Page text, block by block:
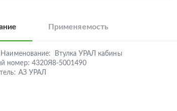
Применяемость
Наименование:
Втулка УРАЛ кабины
номер: 4320Я8-5001490
АЗ УРАЛ